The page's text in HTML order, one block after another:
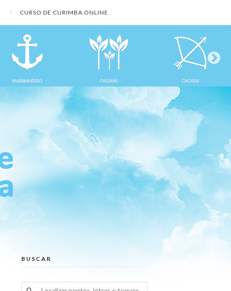
CURSO DE CURIMBA ONLINE
BUSCAR